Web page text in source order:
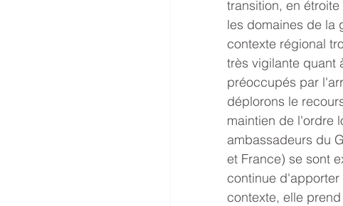
transition, en
les domaines de la
contexte régional
très vigilante quant
préoccupés par
déplorons le
maintien de l'ordre
ambassadeurs du
et France) se sont
continue
contexte, elle